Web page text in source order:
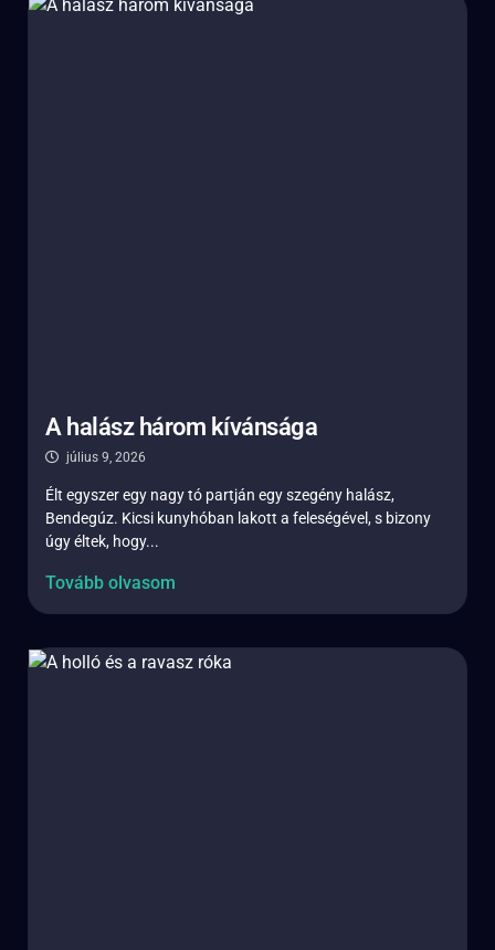
A halász három kívánsága
július 9, 2026
Élt egyszer egy nagy tó partján egy szegény halász,
Bendegúz. Kicsi kunyhóban lakott a feleségével, s bizony
úgy éltek, hogy...
Tovább olvasom